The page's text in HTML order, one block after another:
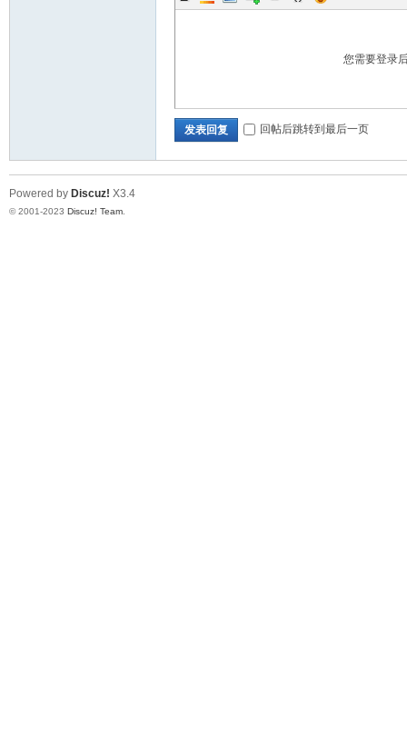
您需要登录
发表回复 回帖后跳转到最后一页
Powered by Discuz! X3.4
© 2001-2023 Discuz! Team